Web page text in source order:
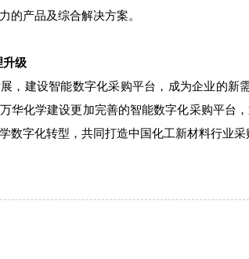
的产品及综合解决方案。
升级
，建设智能数字化采购平台，成为企业的新
万华化学建设更加完善的智能数字化采购平台
数字化转型，共同打造中国化工新材料行业采